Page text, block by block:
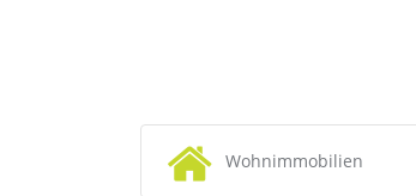
Wohnimmobilien